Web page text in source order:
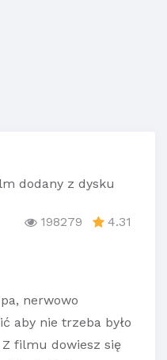
dodany z dysku
198279 4.31
nerwowo
aby nie trzeba było
filmu dowiesz się